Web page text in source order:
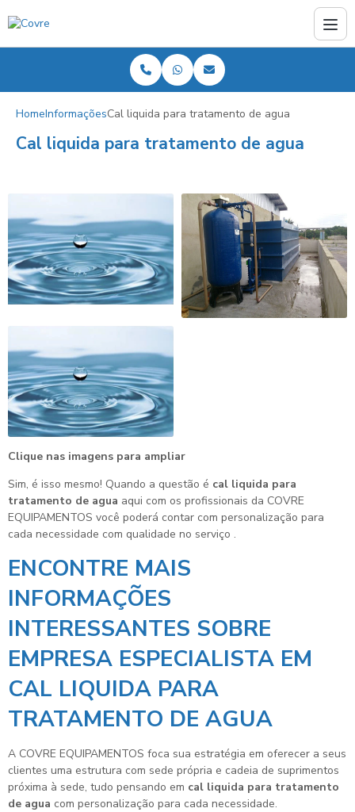
HomeInformaçõesCal liquida para tratamento de agua
Cal liquida para tratamento de agua
Clique nas imagens para ampliar
Sim, é isso mesmo! Quando a questão é cal liquida para
tratamento de agua aqui com os profissionais da COVRE
EQUIPAMENTOS você poderá contar com personalização para
cada necessidade com qualidade no serviço .
ENCONTRE MAIS
INFORMAÇÕES
INTERESSANTES SOBRE
EMPRESA ESPECIALISTA EM
CAL LIQUIDA PARA
TRATAMENTO DE AGUA
A COVRE EQUIPAMENTOS foca sua estratégia em oferecer a seus
clientes uma estrutura com sede própria e cadeia de suprimentos
próxima à sede, tudo pensando em cal liquida para tratamento
de agua com personalização para cada necessidade.